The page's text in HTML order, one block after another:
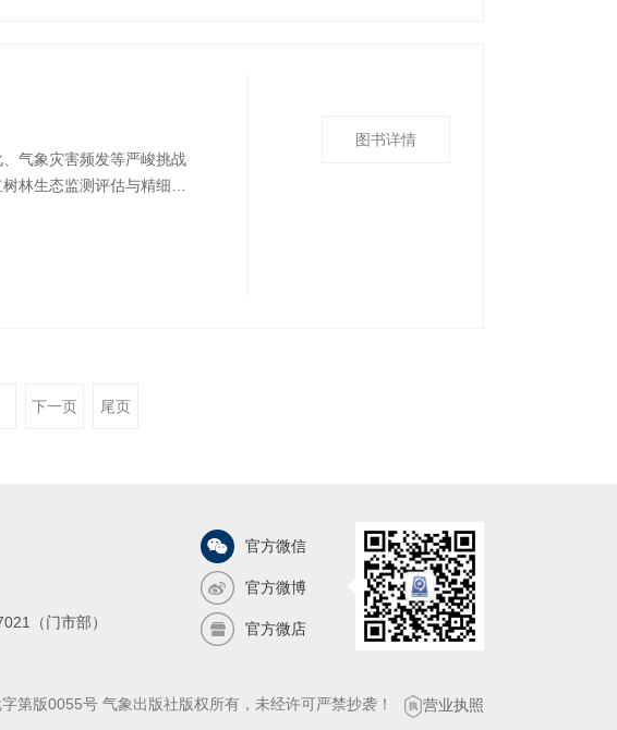
气象灾害频发等严峻挑战
林生态监测评估与精细化
究。结合卫星遥感和气象
图书详情
下一页 尾页
官方微信
官方微博
官方微店
（门市部）
第版0055号 气象出版社版权所有，未经许可严禁抄袭！ 营业执照